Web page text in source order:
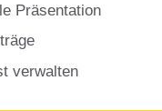
Präsentation
verwalten